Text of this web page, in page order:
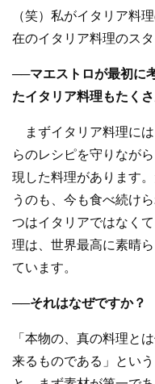
（笑）私がイタリア料
在のイタリア料理のス
──マエストロが最初に
たイタリア料理もたくさ
まずイタリア料理に
らのレシピを守りなが
現した料理があります
うのも、今も食べ続け
つはイタリアではなく
理は、世界最高に素晴
ています。
──それはなぜですか？
「本物の、真の料理と
来るものである」とい